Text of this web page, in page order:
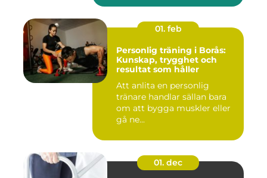
01. feb
Personlig träning i Borås:
Kunskap, trygghet och
resultat som håller
Att anlita en personlig
tränare handlar sällan bara
om att bygga muskler eller
gå ne...
01. dec